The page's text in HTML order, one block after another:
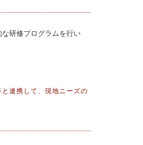
研修プログラムを行い
連携して、現地ニーズの